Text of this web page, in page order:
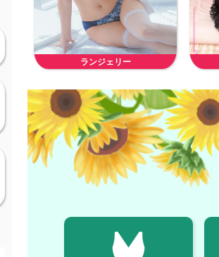
ランジェリー